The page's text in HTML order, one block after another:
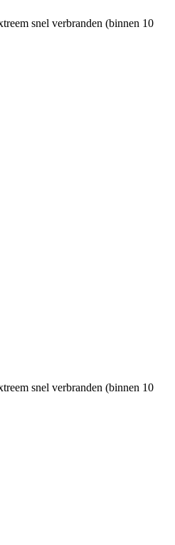
snel verbranden (binnen 10
snel verbranden (binnen 10